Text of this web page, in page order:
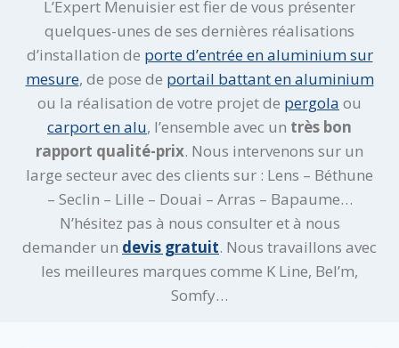
L’Expert Menuisier est fier de vous présenter
quelques-unes de ses dernières réalisations
d’installation de porte d’entrée en aluminium sur
mesure, de pose de portail battant en aluminium
ou la réalisation de votre projet de pergola ou
carport en alu, l’ensemble avec un très bon
rapport qualité-prix. Nous intervenons sur un
large secteur avec des clients sur : Lens – Béthune
– Seclin – Lille – Douai – Arras – Bapaume…
N’hésitez pas à nous consulter et à nous
demander un devis gratuit. Nous travaillons avec
les meilleures marques comme K Line, Bel’m,
Somfy…